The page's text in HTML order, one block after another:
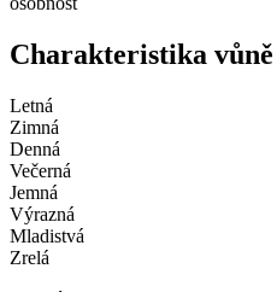
Charakteristika vůně
Letná
Zimná
Denná
Večerná
Jemná
Výrazná
Mladistvá
Zrelá